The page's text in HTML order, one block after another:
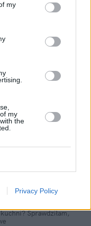
my
my
the
Privacy Policy
Sprawdziłam,